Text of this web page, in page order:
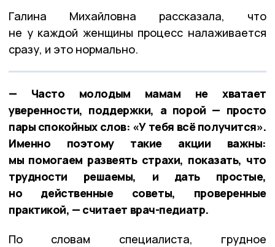
Галина Михайловна рассказала, что
не у каждой женщины процесс налаживается
сразу, и это нормально.
— Часто молодым мамам не хватает
уверенности, поддержки, а порой — просто
пары спокойных слов: «У тебя всё получится».
Именно поэтому такие акции важны:
мы помогаем развеять страхи, показать, что
трудности решаемы, и дать простые,
но действенные советы, проверенные
практикой, — считает врач-педиатр.
По словам специалиста, грудное